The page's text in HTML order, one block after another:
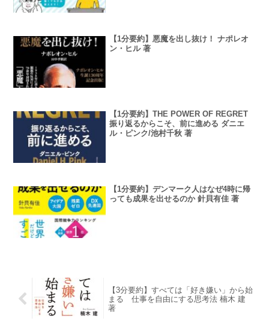
【1分要約】悪魔を出し抜け！ ナポレオ
ン・ヒル 著
【1分要約】THE POWER OF REGRET
振り返るからこそ、前に進める ダニエ
ル・ピンク/池村千秋 著
【1分要約】デンマーク人はなぜ4時に帰
っても成果を出せるのか 針貝有佳 著
【3分要約】すべては「好き嫌い」から始
まる 仕事を自由にする思考法 楠木 建
著